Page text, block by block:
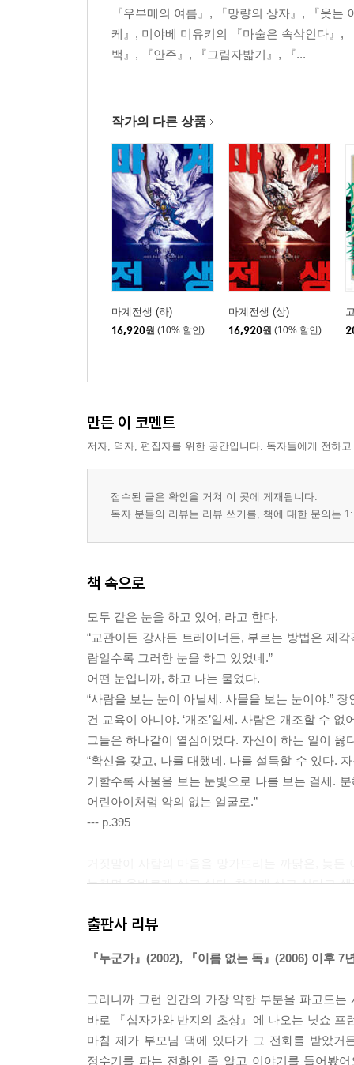
『우부메의 여름』, 『망량의 상자』, 『웃
케』, 미야베 미유키의 『마술은 속삭인다』,
백』, 『안주』, 『그림자밟기』, 『...
작가의 다른 상품
마계전생 (하)
16,920원 (10% 할인)
마계전생 (상)
16,920원 (10% 할인)
만든 이 코멘트
저자, 역자, 편집자를 위한 공간입니다. 독자들에게 전하
접수된 글은 확인을 거쳐 이 곳에 게재됩니다.
독자 분들의 리뷰는 리뷰 쓰기를, 책에 대한 문의는
책 속으로
모두 같은 눈을 하고 있어, 라고 한다.
“교관이든 강사든 트레이너든, 부르는 방법은 제
람일수록 그러한 눈을 하고 있었네.”
어떤 눈입니까, 하고 나는 물었다.
“사람을 보는 눈이 아닐세. 사물을 보는 눈이야.”
건 교육이 아니야. ‘개조’일세. 사람은 개조할 수 없
그들은 하나같이 열심이었다. 자신이 하는 일이 옳
“확신을 갖고, 나를 대했네. 나를 설득할 수 있다.
기할수록 사물을 보는 눈빛으로 나를 보는 걸세.
어린아이처럼 악의 없는 얼굴로.”
--- p.395
능하면 올바르게 살고 싶다, 착하게 살고 싶다고
그렇다면 자신의 거짓말을 거짓말이라고 느끼지
--- p.512
출판사 리뷰
『누군가』(2002), 『이름 없는 독』(2006) 이후
그러니까 그런 인간의 가장 약한 부분을 파고드
바로 『십자가와 반지의 초상』에 나오는 닛쇼
마침 제가 부모님 댁에 있다가 그 전화를 받았거
정수기를 파는 전화인 줄 알고 이야기를 들어봤